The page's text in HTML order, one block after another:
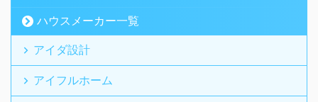
ハウスメーカー一覧
アイダ設計
アイフルホーム